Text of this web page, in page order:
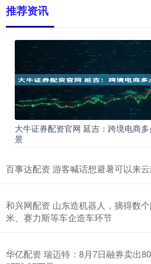
推荐资讯
大牛证券配资官网 延吉：跨境电商
景
百事达配资 游客喊话想避暑可以来
和兴网配资 山东造机器人，摘得数
米、赛力斯等车企造车环节
华亿配资 瑞迈特：8月7日融券卖出